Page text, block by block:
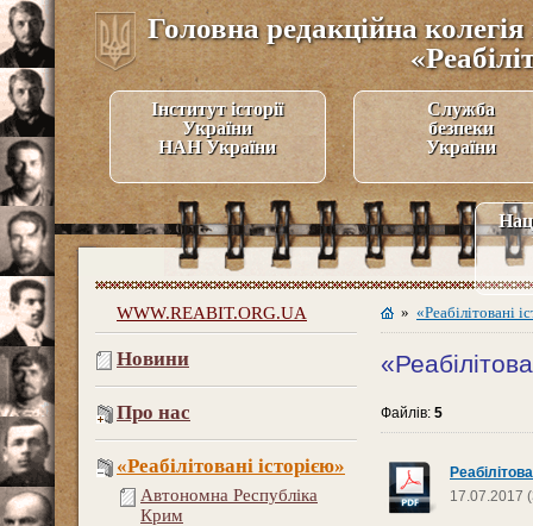
Головна редакційна
Інститут історії
України
НАН України
Служба
безпеки
України
WWW.REABIT.ORG.UA » «Реабілітовані
Новини
Про нас
«Реабілітовані історією»
Автономна Республіка
Крим
Файлів: 5
17.07.2017